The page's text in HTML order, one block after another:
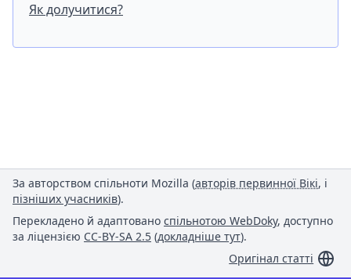
Як долучитися?
За авторством спільноти Mozilla (авторів первинної Вікі, і
пізніших учасників).
Перекладено й адаптовано спільнотою WebDoky, доступно
за ліцензією CC-BY-SA 2.5 (докладніше тут).
Оригінал статті